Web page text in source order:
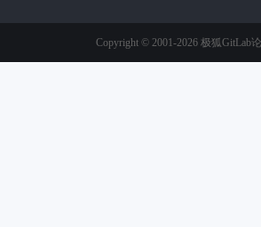
Copyright © 2001-2026 极狐GitLab